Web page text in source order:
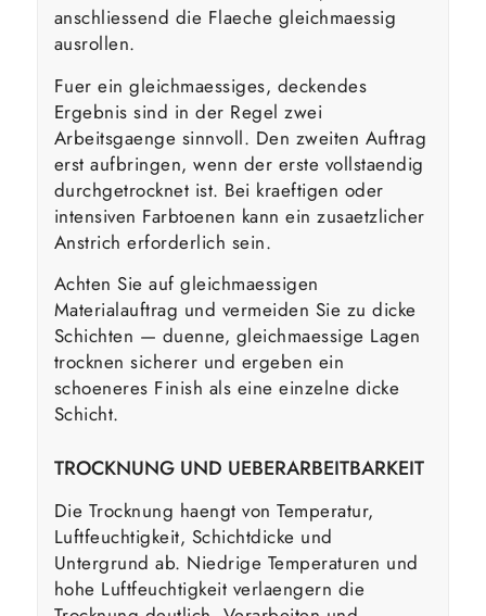
anschliessend die Flaeche gleichmaessig
ausrollen.
Fuer ein gleichmaessiges, deckendes
Ergebnis sind in der Regel zwei
Arbeitsgaenge sinnvoll. Den zweiten Auftrag
erst aufbringen, wenn der erste vollstaendig
durchgetrocknet ist. Bei kraeftigen oder
intensiven Farbtoenen kann ein zusaetzlicher
Anstrich erforderlich sein.
Achten Sie auf gleichmaessigen
Materialauftrag und vermeiden Sie zu dicke
Schichten — duenne, gleichmaessige Lagen
trocknen sicherer und ergeben ein
schoeneres Finish als eine einzelne dicke
Schicht.
TROCKNUNG UND UEBERARBEITBARKEIT
Die Trocknung haengt von Temperatur,
Luftfeuchtigkeit, Schichtdicke und
Untergrund ab. Niedrige Temperaturen und
hohe Luftfeuchtigkeit verlaengern die